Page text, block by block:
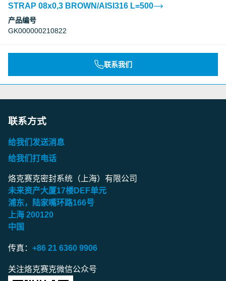
STRAP 08x0,3 BROWN/AISI316 L=500
产品编号
GK000000210822
联系我们
联系方式
给我们发送消息
给我们打电话
烙克赛克密封系统（上海）有限公司
未来资产大厦17楼DEF单元
浦东，陆家嘴环路166号
上海 200120
中国
传真： +86 21 6360 9906
关注烙克赛克微信公众号